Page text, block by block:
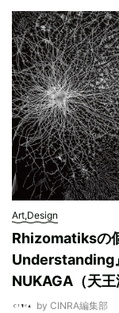
Art,Design
Rhizomatiksの
Understanding
NUKAGA（天
by CINRA編集部